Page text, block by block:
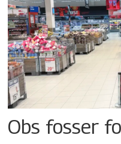
Obs fosser